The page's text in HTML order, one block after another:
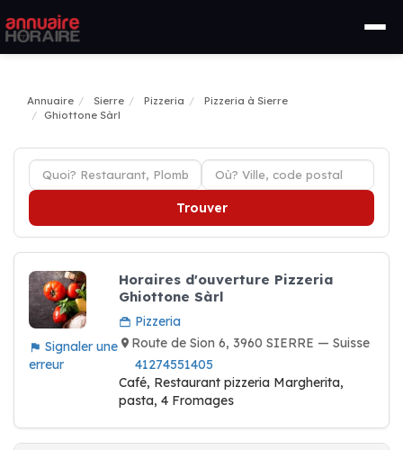
Annuaire Sierre Pizzeria
Pizzeria à Sierre
Ghiottone Sàrl
Trouver
Signaler une
erreur
Horaires d'ouverture Pizzeria
Ghiottone Sàrl
Pizzeria
Route de Sion 6, 3960 SIERRE — Suisse
41274551405
Café, Restaurant pizzeria Margherita,
pasta, 4 Fromages